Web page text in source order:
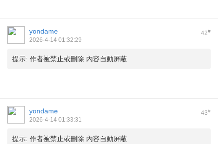
42#
yondame
2026-4-14 01:32:29
提示: 作者被禁止或刪除 內容自動屏蔽
43#
yondame
2026-4-14 01:33:31
提示: 作者被禁止或刪除 內容自動屏蔽